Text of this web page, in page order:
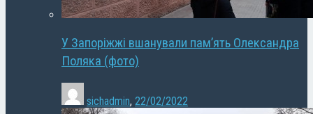
У Запоріжжі вшанували пам’ять Олександра
Поляка (фото)
sichadmin, 22/02/2022